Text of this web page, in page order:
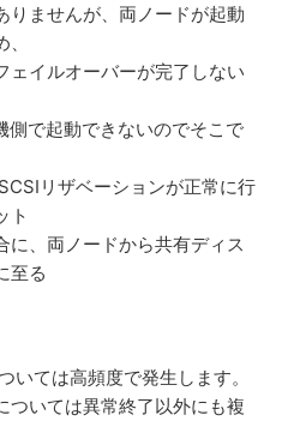
ませんが、両ノードが起動
イルオーバーが完了しない
で起動できないのでそこで
リザベーションが正常に行
ト
、両ノードから共有ディス
至る
ては高頻度で発生します。
いては異常終了以外にも複